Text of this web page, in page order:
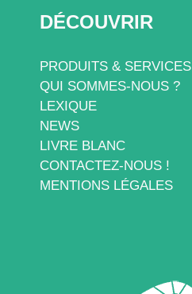
DÉCOUVRIR
PRODUITS & SERVICES
QUI SOMMES-NOUS ?
LEXIQUE
NEWS
LIVRE BLANC
CONTACTEZ-NOUS !
MENTIONS LÉGALES